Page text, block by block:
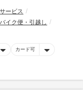
ービス
イク便・引越し
カード可